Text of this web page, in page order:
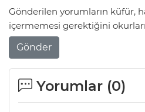
Gönderilen yorumların küfür,
içermemesi gerektiğini
Gönder
Yorumlar (0)